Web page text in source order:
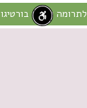
לתרומה לחוסן בורטיגו